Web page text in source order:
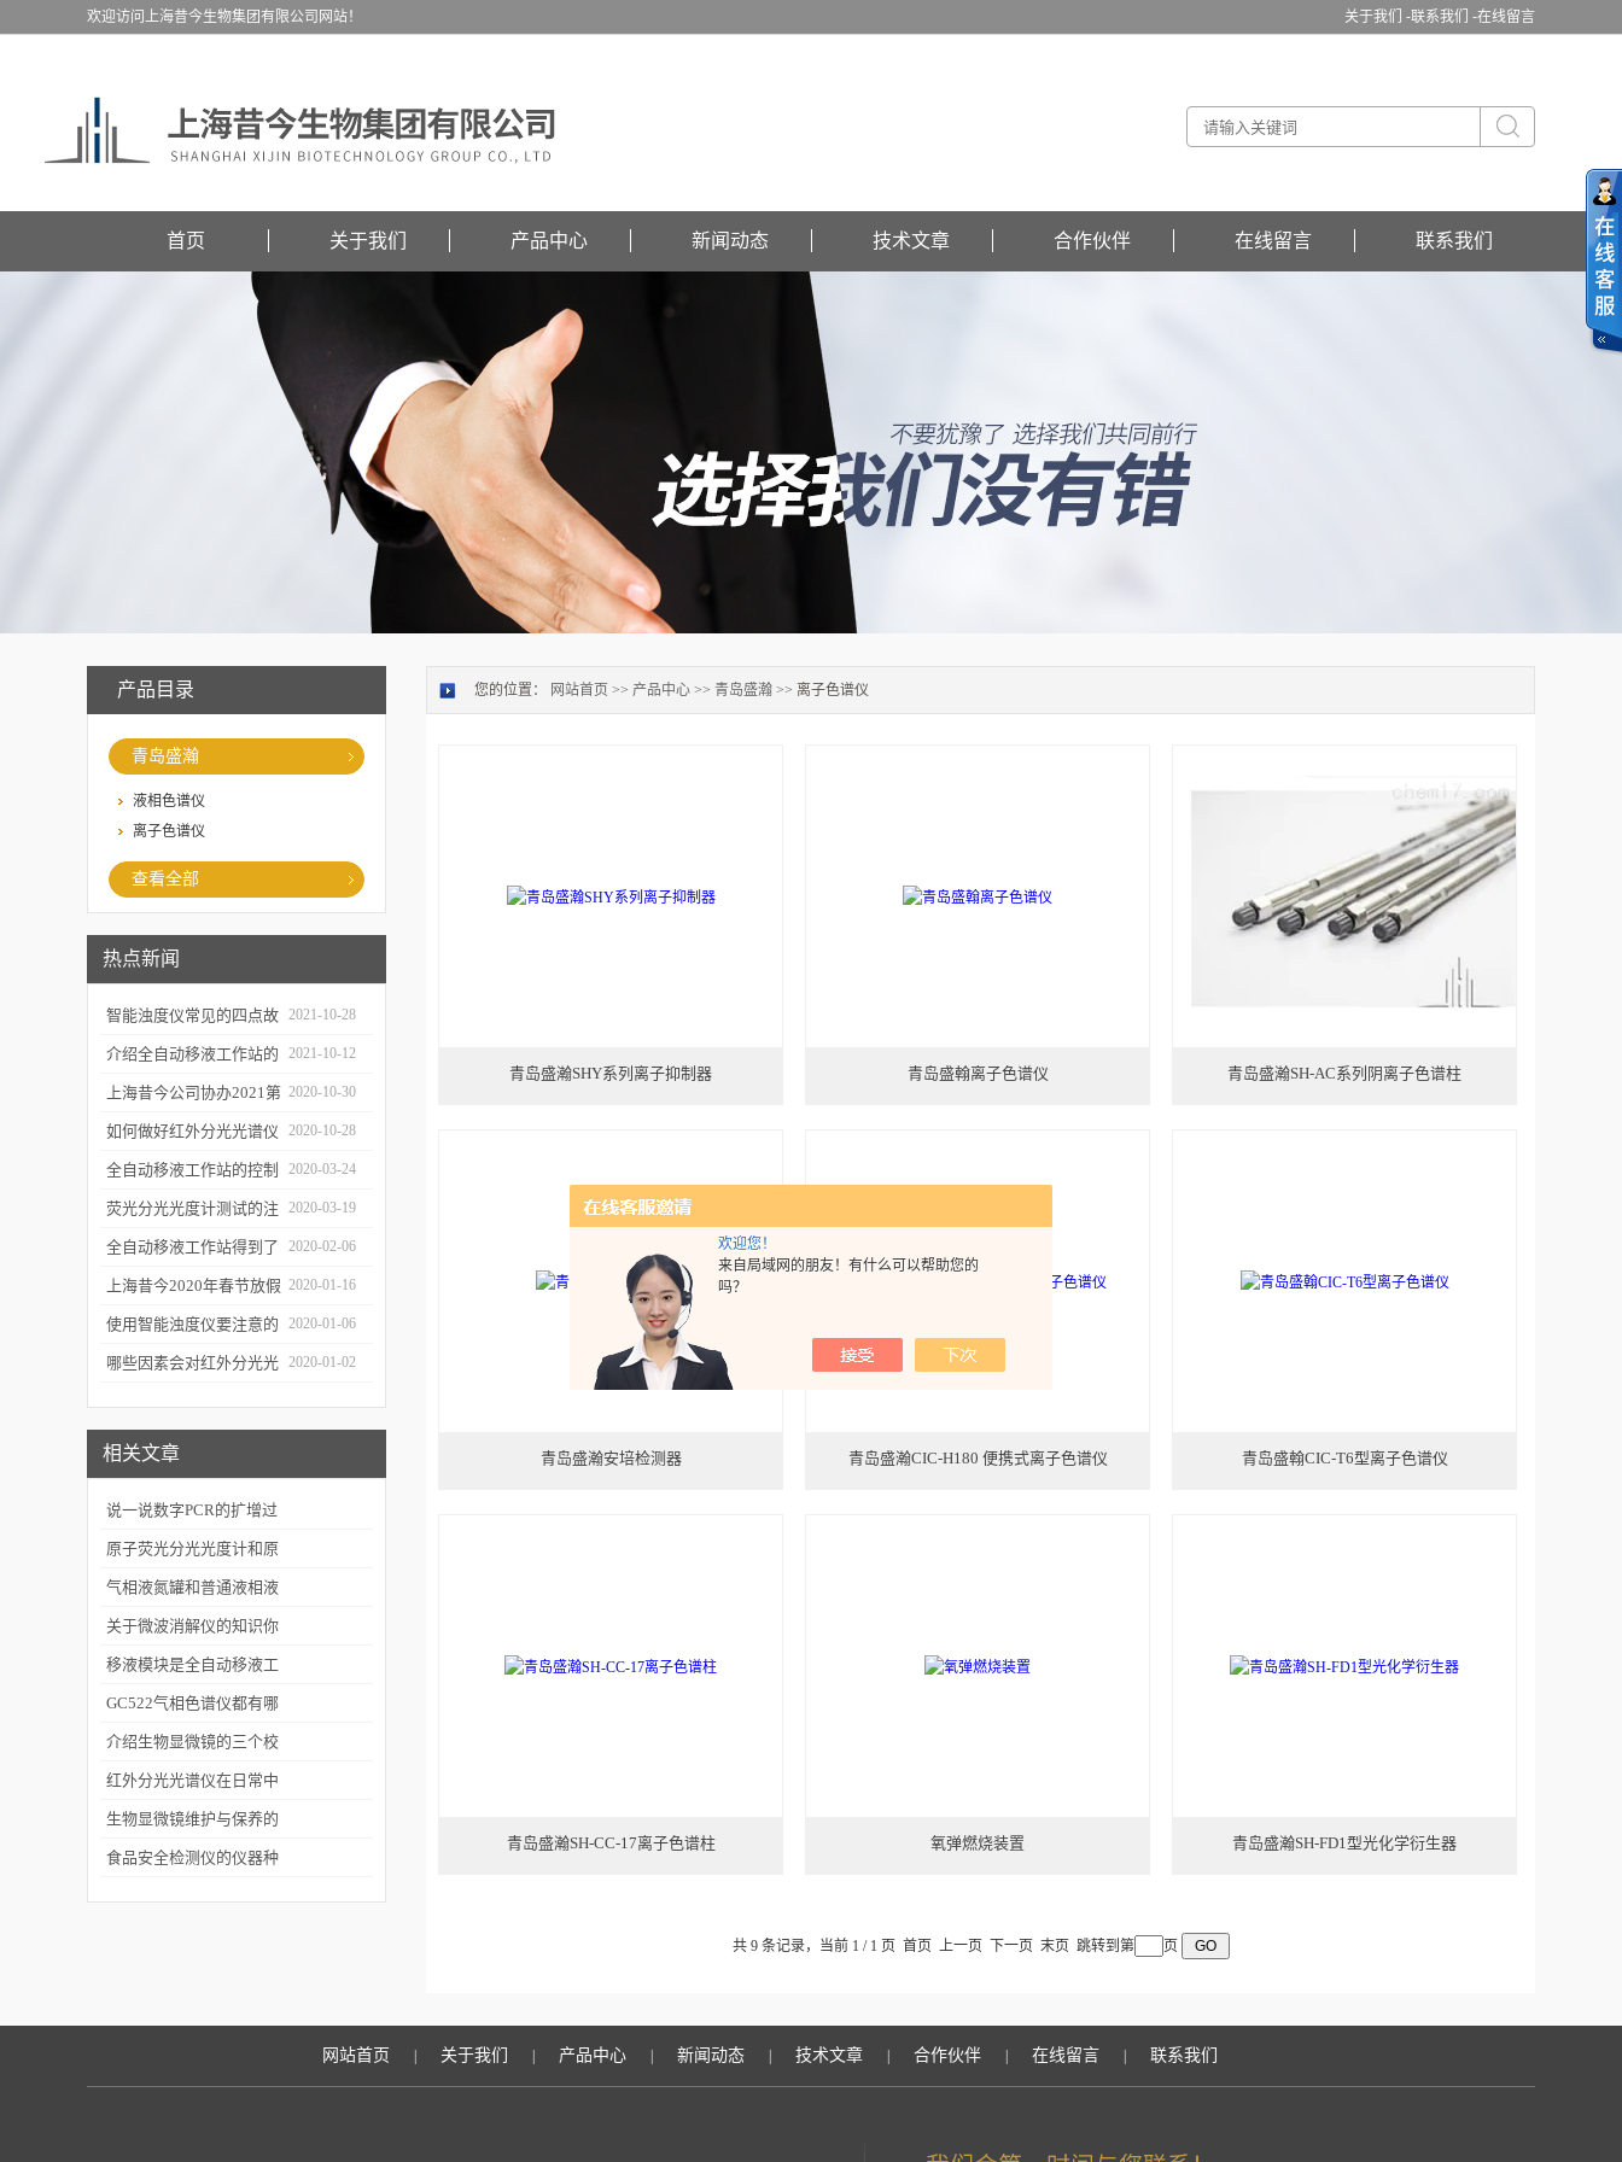
欢迎您！
来自局域网的朋友！有什么可以帮助您的
吗？
关于我们 -联系我们 -在线留言
欢迎访问上海昔今生物集团有限公司网站！
首页 关于我们 产品中心 新闻动态 技术文章 合作伙伴 在线留言 联系我们
产品目录
青岛盛瀚
液相色谱仪
离子色谱仪
查看全部
热点新闻
智能浊度仪常见的四点故
障
2021-10-28
介绍全自动移液工作站的
三种移液方式
2021-10-12
上海昔今公司协办2021第
二届上海沪助科研圈发展
年会
2020-10-30
如何做好红外分光光谱仪
的防潮工作
2020-10-28
全自动移液工作站的控制
软件有哪些特点
2020-03-24
荧光分光光度计测试的注
意事项有哪些
2020-03-19
全自动移液工作站得到了
广泛的应用
2020-02-06
上海昔今2020年春节放假
通知
2020-01-16
使用智能浊度仪要注意的
几个要点
2020-01-06
哪些因素会对红外分光光 2020-01-02
相关文章
说一说数字PCR的扩增过
程
原子荧光分光光度计和原
子吸收的不同之处在哪
里？
气相液氮罐和普通液相液
氮罐相比有哪些区别
关于微波消解仪的知识你
了解多少
移液模块是全自动移液工
作站的核心
GC522气相色谱仪都有哪
些进样方式？
介绍生物显微镜的三个校
准方法
红外分光光谱仪在日常中
使用中保养的注意事项
生物显微镜维护与保养的
基本要求
食品安全检测仪的仪器种
您的位置： 网站首页 >> 产品中心 >> 青岛盛瀚 >> 离子色谱仪
青岛盛瀚SHY系列离子抑制器 青岛盛翰离子色谱仪 青岛盛瀚SH-AC系列阴离子色谱柱
青岛盛瀚安培检测器 青岛盛瀚CIC-H180 便携式离子色谱仪 青岛盛翰CIC-T6型离子色谱仪
青岛盛瀚SH-CC-17离子色谱柱 氧弹燃烧装置 青岛盛瀚SH-FD1型光化学衍生器
共 9 条记录，当前 1 / 1 页 首页 上一页 下一页 末页 跳转到第 页
网站首页 关于我们 产品中心 新闻动态 技术文章 合作伙伴 在线留言 联系我们